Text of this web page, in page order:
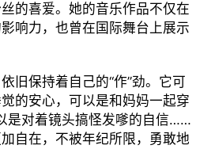
的喜爱。她的音乐作品不仅在
响力，也曾在国际舞台上展示
旧保持着自己的“作”劲。它可
的安心，可以是和妈妈一起穿
是对着镜头搞怪发嗲的自信……
自在，不被年纪所限，勇敢地